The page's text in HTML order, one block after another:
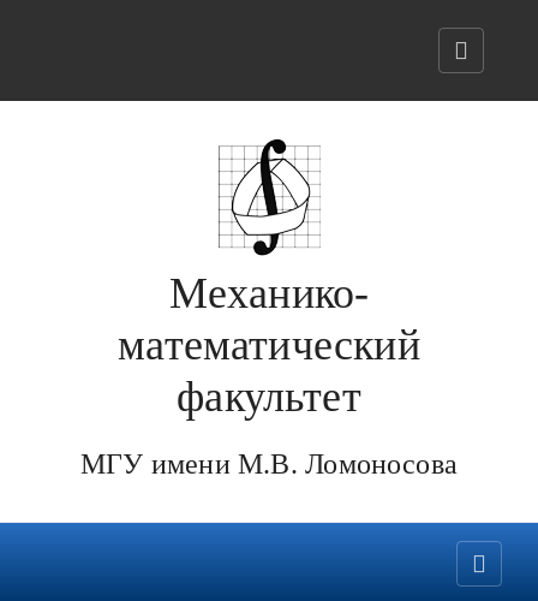
Механико-
математический
факультет
МГУ имени М.В. Ломоносова